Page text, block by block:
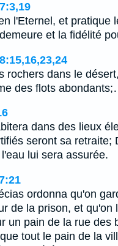
l'Eternel, et pratique
et la fidélité
rochers dans le
des flots
dans des lieux
seront sa retraite;
lui sera assurée.
ordonna qu'on
de la prison, et qu'on
un pain de la rue des
tout le pain de la